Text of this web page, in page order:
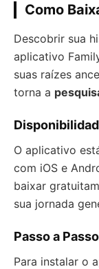
Como
Descobrir sua
aplicativo
suas raízes
torna a
O aplicativo
com iOS e
baixar
sua jornada
Passo a
Para instalar o